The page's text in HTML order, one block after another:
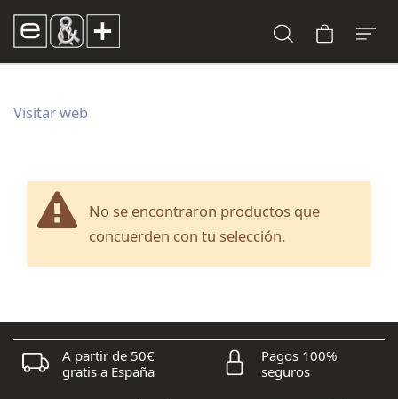
Visitar web
No se encontraron productos que
concuerden con tu selección.
A partir de 50€
gratis a España
Pagos 100%
seguros